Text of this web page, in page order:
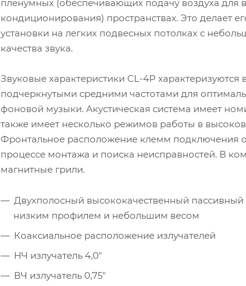
пленумных (обеспечивающих подачу воздуха для
кондиционирования) пространствах. Это делает
установки на легких подвесных потолках с
качества звука.
Звуковые характеристики CL-4P
подчеркнутыми средними частотами для
фоновой музыки. Акустическая система имеет
также имеет несколько режимов работы в
Фронтальное расположение клемм подключения
процессе монтажа и поиска неисправностей. В
магнитные грили.
Двухполосный высококачественный
низким профилем и небольшим весом
Коаксиальное расположение излучателей
НЧ излучатель 4,0"
ВЧ излучатель 0,75"